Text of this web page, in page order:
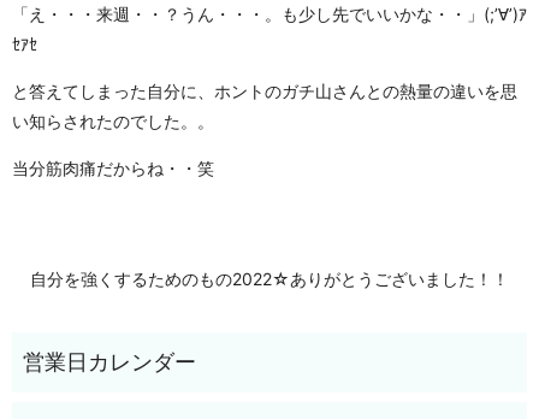
「え・・・来週・・？うん・・・。も少し先でいいかな・・」(;’∀’)ｱ
ｾｱｾ
と答えてしまった自分に、ホントのガチ山さんとの熱量の違いを思
い知らされたのでした。。
当分筋肉痛だからね・・笑
自分を強くするためのもの2022☆ありがとうございました！！